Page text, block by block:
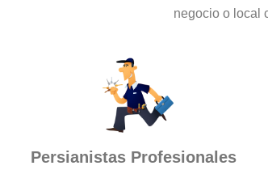
negocio o local
Persianistas Profesionales